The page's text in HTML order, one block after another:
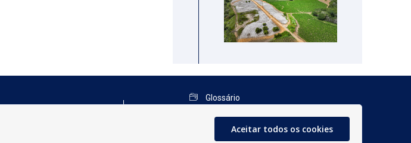
Glossário
Mapa do Site
Perguntas Frequentes
Aceitar todos os cookies